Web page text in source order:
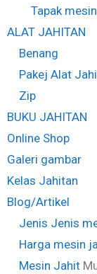
Tapak
ALAT JAHITAN
Benang
Pakej Alat
Zip
BUKU JAHITAN
Online Shop
Galeri gambar
Kelas Jahitan
Blog/Artikel
Jenis Jenis
Harga mesin
Mesin Jahit